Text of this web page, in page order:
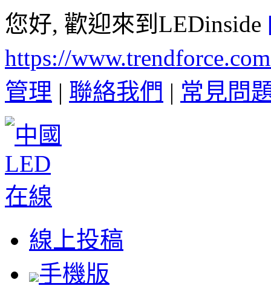
您好, 歡迎來到LEDinside
https://
管理 | 聯絡我們 | 常見問
線上投稿
手機版